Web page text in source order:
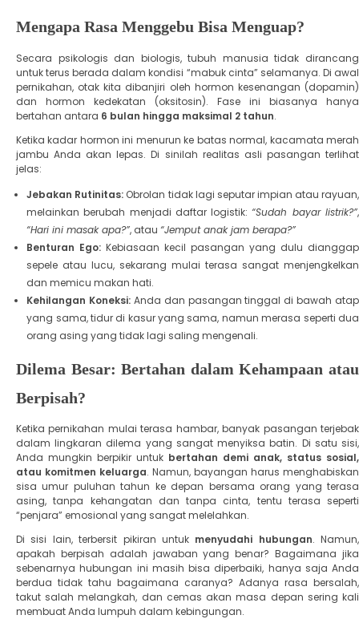
Mengapa Rasa Menggebu Bisa Menguap?
Secara psikologis dan biologis, tubuh manusia tidak dirancang
untuk terus berada dalam kondisi “mabuk cinta” selamanya. Di awal
pernikahan, otak kita dibanjiri oleh hormon kesenangan (dopamin)
dan hormon kedekatan (oksitosin). Fase ini biasanya hanya
bertahan antara 6 bulan hingga maksimal 2 tahun.
​Ketika kadar hormon ini menurun ke batas normal, kacamata merah
jambu Anda akan lepas. Di sinilah realitas asli pasangan terlihat
jelas:
Jebakan Rutinitas: Obrolan tidak lagi seputar impian atau rayuan,
melainkan berubah menjadi daftar logistik:“Sudah bayar listrik?”,
“Hari ini masak apa?”, atau“Jemput anak jam berapa?”
Benturan Ego: Kebiasaan kecil pasangan yang dulu dianggap
sepele atau lucu, sekarang mulai terasa sangat menjengkelkan
dan memicu makan hati.
Kehilangan Koneksi: Anda dan pasangan tinggal di bawah atap
yang sama, tidur di kasur yang sama, namun merasa seperti dua
orang asing yang tidak lagi saling mengenali.
Dilema Besar: Bertahan dalam Kehampaan atau
Berpisah?
​Ketika pernikahan mulai terasa hambar, banyak pasangan terjebak
dalam lingkaran dilema yang sangat menyiksa batin. ​Di satu sisi,
Anda mungkin berpikir untuk bertahan demi anak, status sosial,
atau komitmen keluarga. Namun, bayangan harus menghabiskan
sisa umur puluhan tahun ke depan bersama orang yang terasa
asing, tanpa kehangatan dan tanpa cinta, tentu terasa seperti
“penjara” emosional yang sangat melelahkan.
​Di sisi lain, terbersit pikiran untuk menyudahi hubungan. Namun,
apakah berpisah adalah jawaban yang benar? Bagaimana jika
sebenarnya hubungan ini masih bisa diperbaiki, hanya saja Anda
berdua tidak tahu bagaimana caranya? Adanya rasa bersalah,
takut salah melangkah, dan cemas akan masa depan sering kali
membuat Anda lumpuh dalam kebingungan.